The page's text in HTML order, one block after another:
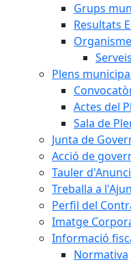
Grups
Resultats
Plens
Actes del
Sala de
Junta de
Acció de
Tauler
Treballa a
Perfil del
Imatge
Informació
Normativa